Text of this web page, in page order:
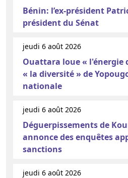
Bénin: l’ex-président
président du Sénat
jeudi 6 août 2026
Ouattara loue « l'énergie
« la diversité » de
nationale
jeudi 6 août 2026
Déguerpissements de
annonce des enquêtes
sanctions
jeudi 6 août 2026